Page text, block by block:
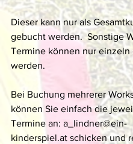
Dieser kann nur als
gebucht werden.  Sonstige
Termine können nur einzeln
werden.
Bei Buchung mehrerer
können Sie einfach die
Termine an: a_lindner@ein-
kinderspiel.at schicken und